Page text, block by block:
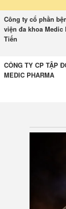
Công ty cổ phần
viện đa khoa Medic
Tiến
CÔNG TY CP TẬP
MEDIC PHARMA